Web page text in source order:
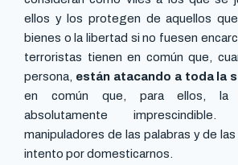
ellos y los protegen de aquellos
bienes o la libertad si no fuesen
terroristas tienen en común que,
persona, están atacando a toda la
en común que, para ellos, la
absolutamente
manipuladores de las palabras y de
intento por domesticarnos.